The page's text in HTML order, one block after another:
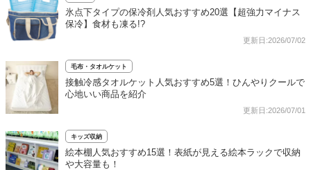
氷点下タイプの保冷剤人気おすすめ20選【超強力マイナス
保冷】食材も凍る!?
更新日:2026/07/02
毛布・タオルケット
接触冷感タオルケット人気おすすめ5選！ひんやりクールで
心地いい商品を紹介
更新日:2026/07/01
キッズ収納
絵本棚人気おすすめ15選！表紙が見える絵本ラックで収納
や大容量も！